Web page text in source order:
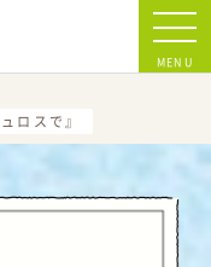
MENU
ロスで』